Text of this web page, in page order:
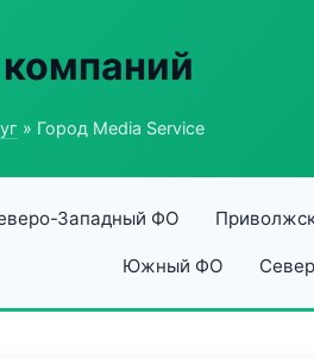
» Город Media Service
Западный ФО
Южный ФО